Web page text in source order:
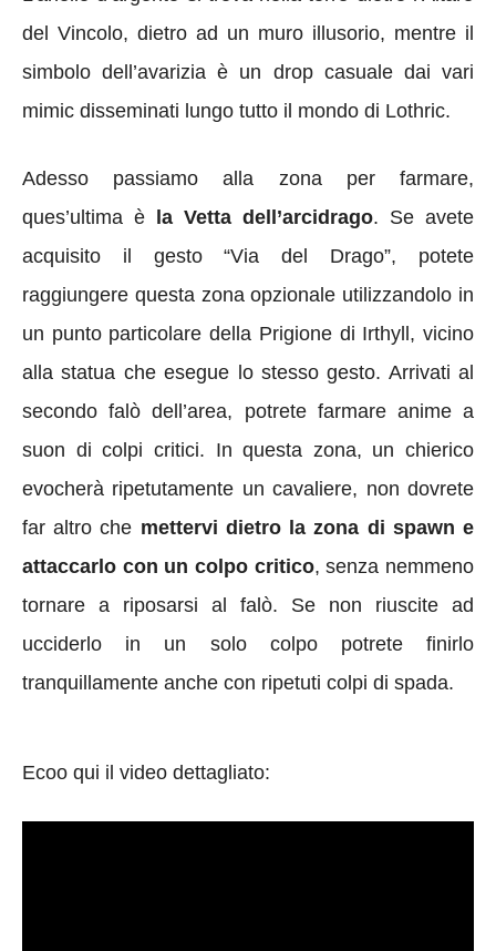
del Vincolo, dietro ad un muro illusorio, mentre il
simbolo dell’avarizia è un drop casuale dai vari
mimic disseminati lungo tutto il mondo di Lothric.
Adesso passiamo alla zona per farmare,
ques’ultima è la Vetta dell’arcidrago. Se avete
acquisito il gesto “Via del Drago”, potete
raggiungere questa zona opzionale utilizzandolo in
un punto particolare della Prigione di Irthyll, vicino
alla statua che esegue lo stesso gesto. Arrivati al
secondo falò dell’area, potrete farmare anime a
suon di colpi critici. In questa zona, un chierico
evocherà ripetutamente un cavaliere, non dovrete
far altro che mettervi dietro la zona di spawn e
attaccarlo con un colpo critico, senza nemmeno
tornare a riposarsi al falò. Se non riuscite ad
ucciderlo in un solo colpo potrete finirlo
tranquillamente anche con ripetuti colpi di spada.
Ecoo qui il video dettagliato: